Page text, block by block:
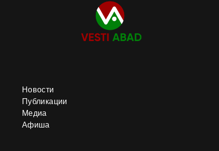
Новости
Публикации
Медиа
Афиша